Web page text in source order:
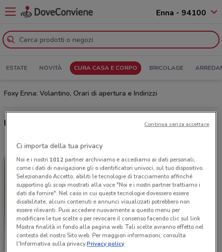
Enna - 94100
ESTATE NOVITÀ CURA CASA E CORPO BRICOLAGE
Foxy Enna: Volantino, Orari di apertura e Indirizzi
Ultime offerte del volantino Foxy
Ci importa della tua privacy
Noi e i nostri 1012partner archiviamo e accediamo ai dati personali,
come i dati di navigazione gli o identificatori univoci, sul tuo dispositivo.
Selezionando Accetto, abiliti le tecnologie di tracciamento affinché
supportino gli scopi mostrati alla voce "Noi e i nostri partner trattiamo i
dati da fornire". Nel caso in cui queste tecnologie dovessero essere
disabilitate, alcuni contenuti e annunci visualizzati potrebbero non
essere rilevanti. Puoi accedere nuovamente a questo menu per
modificare le tue scelte o per revocare il consenso facendo clic sul link
Mostra finalità in fondo alla pagina web. Tali scelte avranno effetto nel
contesto del nostro Sito web. Per maggiori informazioni, consulta
l'Informativa sulla privacy.Privacy policy
Continua senza accettare